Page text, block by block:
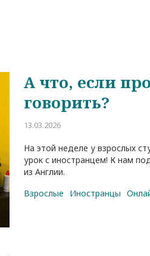
А что, если
говорить?
13.03.2026
На этой неделе у взрослых
урок с иностранцем! К нам
из Англии.
Взрослые
Иностранцы
собрание не как в
Как